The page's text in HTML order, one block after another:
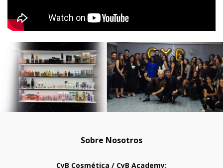
Sobre Nosotros
CyB Cosmética / CyB Academy: